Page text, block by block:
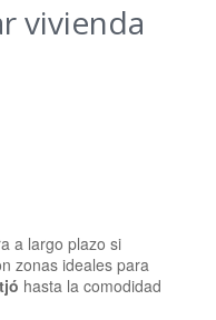
vivienda
a largo plazo si
zonas ideales para
hasta la comodidad